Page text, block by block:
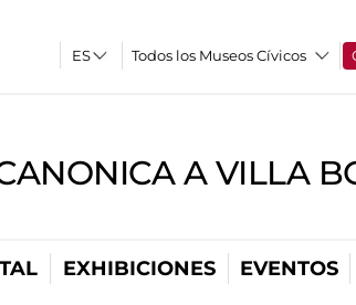
Todos los Museos Cívicos
A VILLA
EXHIBICIONES EVENTOS